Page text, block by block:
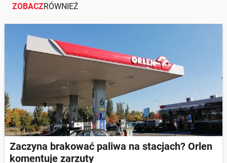
ZOBACZRÓWNIEŻ
Zaczyna brakować paliwa na stacjach? Orlen
komentuje zarzuty